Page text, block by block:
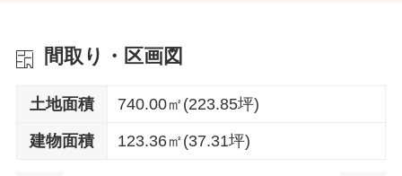
間取り・区画図
土地面積 740.00㎡(223.85坪)
建物面積 123.36㎡(37.31坪)